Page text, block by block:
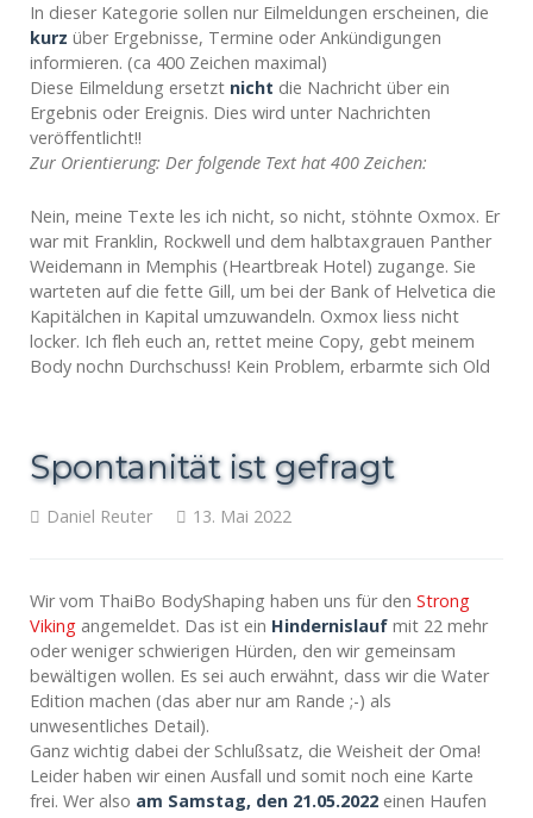
In dieser Kategorie sollen nur Eilmeldungen erscheinen, die
kurz über Ergebnisse, Termine oder Ankündigungen
informieren. (ca 400 Zeichen maximal)
Diese Eilmeldung ersetzt nicht die Nachricht über ein
Ergebnis oder Ereignis. Dies wird unter Nachrichten
veröffentlicht!!
Zur Orientierung: Der folgende Text hat 400 Zeichen:
Nein, meine Texte les ich nicht, so nicht, stöhnte Oxmox. Er
war mit Franklin, Rockwell und dem halbtaxgrauen Panther
Weidemann in Memphis (Heartbreak Hotel) zugange. Sie
warteten auf die fette Gill, um bei der Bank of Helvetica die
Kapitälchen in Kapital umzuwandeln. Oxmox liess nicht
locker. Ich fleh euch an, rettet meine Copy, gebt meinem
Body nochn Durchschuss! Kein Problem, erbarmte sich Old
Spontanität ist gefragt
Daniel Reuter 13. Mai 2022
Wir vom ThaiBo BodyShaping haben uns für den Strong
Viking angemeldet. Das ist ein Hindernislauf mit 22 mehr
oder weniger schwierigen Hürden, den wir gemeinsam
bewältigen wollen. Es sei auch erwähnt, dass wir die Water
Edition machen (das aber nur am Rande ;-) als
unwesentliches Detail).
Ganz wichtig dabei der Schlußsatz, die Weisheit der Oma!
Leider haben wir einen Ausfall und somit noch eine Karte
frei. Wer also am Samstag, den 21.05.2022 einen Haufen